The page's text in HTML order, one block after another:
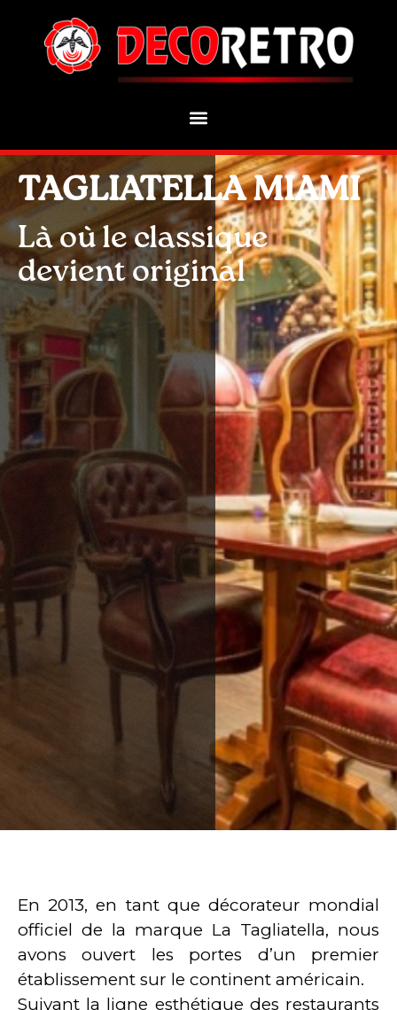
TAGLIATELLA MIAMI
Là où le classique
devient original
En 2013, en tant que décorateur mondial
officiel de la marque La Tagliatella, nous
avons ouvert les portes d’un premier
établissement sur le continent américain.
Suivant la ligne esthétique des restaurants